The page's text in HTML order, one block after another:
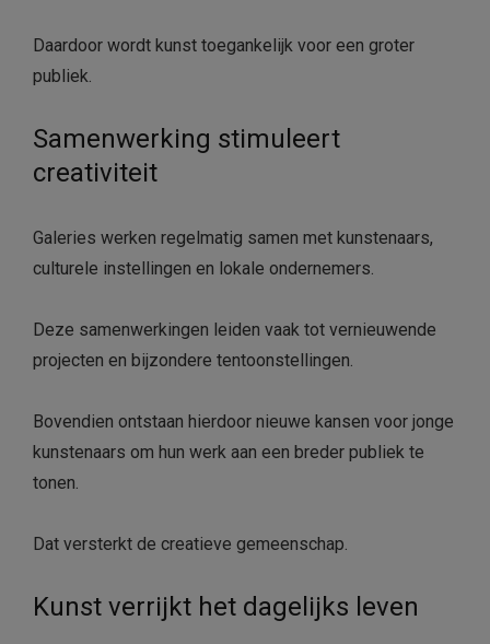
Daardoor wordt kunst toegankelijk voor een groter
publiek.
Samenwerking stimuleert
creativiteit
Galeries werken regelmatig samen met kunstenaars,
culturele instellingen en lokale ondernemers.
Deze samenwerkingen leiden vaak tot vernieuwende
projecten en bijzondere tentoonstellingen.
Bovendien ontstaan hierdoor nieuwe kansen voor jonge
kunstenaars om hun werk aan een breder publiek te
tonen.
Dat versterkt de creatieve gemeenschap.
Kunst verrijkt het dagelijks leven